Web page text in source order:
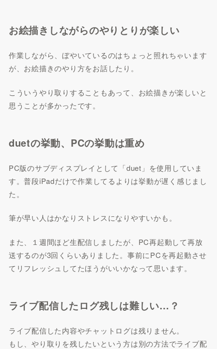
お絵描きしながらのやりとりが楽しい
作業しながら、ぼやいているのはちょっと照れちゃいます
が、お絵描きのやり方をお話したり。
こういうやり取りすることもあって、お絵描きが楽しいと
思うことが多かったです。
duetの挙動、PCの挙動は重め
PC版のサブディスプレイとして「duet」を使用していま
す。普段iPadだけで作業してるよりは挙動が遅く感じまし
た。
筆が早い人はかなりストレスになりやすいかも。
また、１週間ほど生配信しましたが、PC再起動して再放
送するのが3回くらいありました。事前にPCを再起動させ
てリフレッシュしてたほうがいいかなって思います。
ライブ配信したログ残しは難しい…？
ライブ配信した内容やチャットログは残りません。
もし、やり取りを残したいという方は別の方法でライブ配